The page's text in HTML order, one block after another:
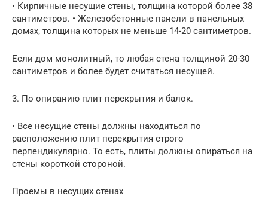
• Кирпичные несущие стены, толщина которой более 38
сантиметров. • Железобетонные панели в панельных
домах, толщина которых не меньше 14-20 сантиметров.
Если дом монолитный, то любая стена толщиной 20-30
сантиметров и более будет считаться несущей.
3. По опиранию плит перекрытия и балок.
• Все несущие стены должны находиться по
расположению плит перекрытия строго
перпендикулярно. То есть, плиты должны опираться на
стены короткой стороной.
Проемы в несущих стенах